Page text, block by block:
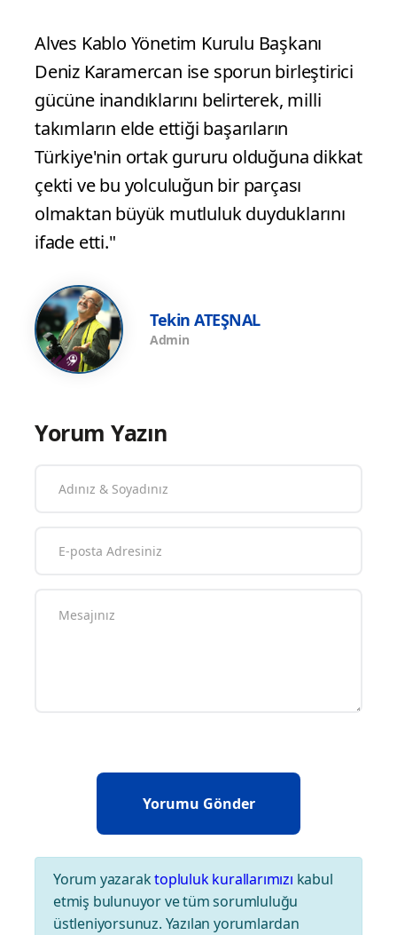
Alves Kablo Yönetim Kurulu Başkanı
Deniz Karamercan ise sporun birleştirici
gücüne inandıklarını belirterek, milli
takımların elde ettiği başarıların
Türkiye'nin ortak gururu olduğuna dikkat
çekti ve bu yolculuğun bir parçası
olmaktan büyük mutluluk duyduklarını
ifade etti."
Tekin ATEŞNAL
Admin
Yorum Yazın
Yorum yazaraktopluluk kurallarımızı kabul
etmiş bulunuyor ve tüm sorumluluğu
üstleniyorsunuz. Yazılan yorumlardan